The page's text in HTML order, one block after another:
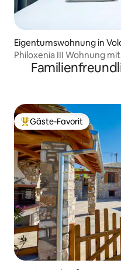
Eigentumswohnung in
Philoxenia III Wohnung
Beliebter Gäste-Favorit.
Gäste-Favorit